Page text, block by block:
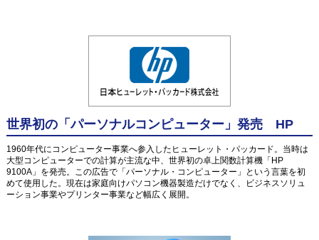
世界初の「パーソナルコンピューター」発売 HP
1960年代にコンピューター事業へ参入したヒューレット・パッカード。当時は
大型コンピューターでの計算が主流な中、世界初の卓上関数計算機「HP
9100A」を発売。この広告で「パーソナル・コンピューター」という言葉を初
めて使用した。現在は家庭向けパソコン機器製造だけでなく、ビジネスソリュ
ーション事業やプリンター事業など幅広く展開。